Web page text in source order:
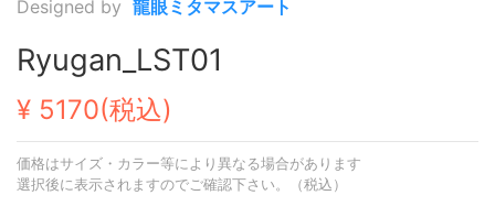
Designed by 龍眼ミタマスアート
Ryugan_LST01
¥ 5170(税込)
価格はサイズ・カラー等により異なる場合があります
選択後に表示されますのでご確認下さい。（税込）